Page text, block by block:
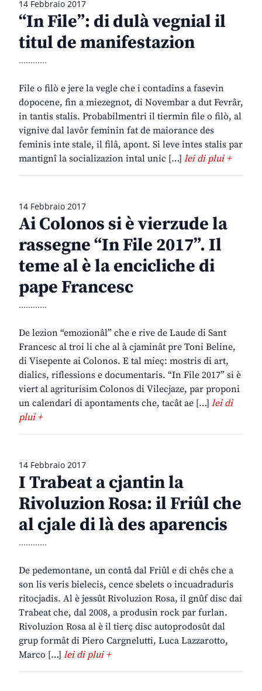
14 Febbraio 2017
“In File”: di dulà vegnial il
titul de manifestazion
............
File o filò e jere la vegle che i contadins a fasevin
dopocene, fin a miezegnot, di Novembar a dut Fevrâr,
in tantis stalis. Probabilmentri il tiermin file o filò, al
vignive dal lavôr feminin fat de maiorance des
feminis inte stale, il filâ, apont. Si leve intes stalis par
mantignî la socializazion intal unic […] lei di plui +
14 Febbraio 2017
Ai Colonos si è vierzude la
rassegne “In File 2017”. Il
teme al è la encicliche di
pape Francesc
............
De lezion “emozionâl” che e rive de Laude di Sant
Francesc al troi li che al à cjaminât pre Toni Beline,
di Visepente ai Colonos. E tal mieç: mostris di art,
dialics, riflessions e documentaris. “In File 2017” si è
viert al agriturisim Colonos di Vilecjaze, par proponi
un calendari di apontaments che, tacât ae […] lei di
plui +
14 Febbraio 2017
I Trabeat a cjantin la
Rivoluzion Rosa: il Friûl che
al cjale di là des aparencis
............
De pedemontane, un contâ dal Friûl e di chês che a
son lis veris bielecis, cence sbelets o incuadraduris
ritocjadis. Al è jessût Rivoluzion Rosa, il gnûf disc dai
Trabeat che, dal 2008, a produsin rock par furlan.
Rivoluzion Rosa al è il tierç disc autoprodosût dal
grup formât di Piero Cargnelutti, Luca Lazzarotto,
Marco […] lei di plui +